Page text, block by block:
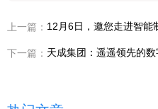
上一篇：
下一篇：